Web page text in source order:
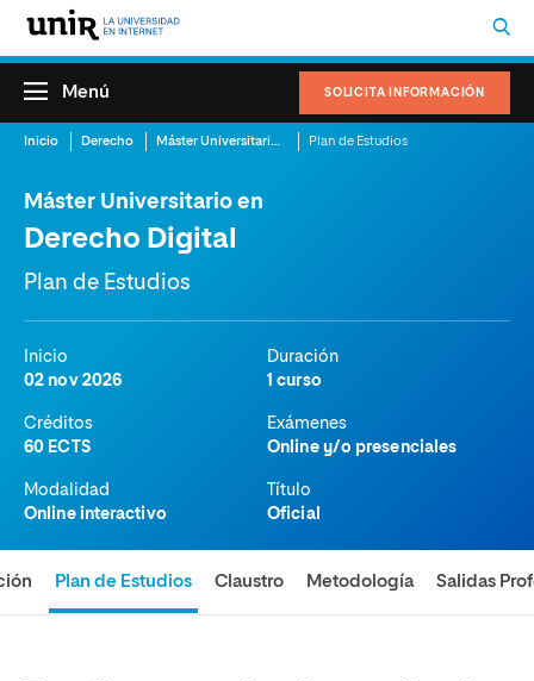
SOLICITA INFORMACIÓN
Menú
Inicio Derecho Máster Universitario en Derecho Digital Plan de Estudios
Máster Universitario en
Derecho Digital
Plan de Estudios
Inicio
02 nov 2026
Duración
1 curso
Créditos
60 ECTS
Exámenes
Online y/o presenciales
Modalidad
Online interactivo
Título
Oficial
Plan de Estudios Claustro Metodología Salidas